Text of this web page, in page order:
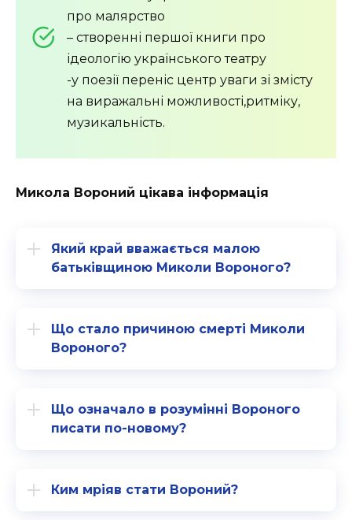
про малярство
– створенні першої книги про
ідеологію українського театру
-у поезії переніс центр уваги зі змісту
на виражальні можливості,ритміку,
музикальність.
Микола Вороний цікава інформація
Який край вважається малою
батьківщиною Миколи Вороного?
Що стало причиною смерті Миколи
Вороного?
Що означало в розумінні Вороного
писати по-новому?
Ким мріяв стати Вороний?